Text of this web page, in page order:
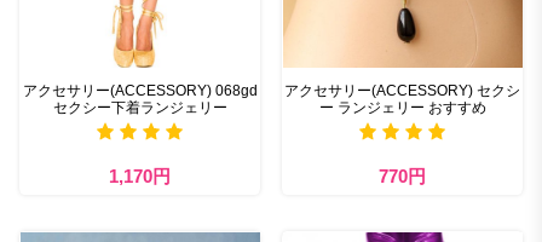
アクセサリー(ACCESSORY) 068gd
セクシー下着ランジェリー
1,170円
アクセサリー(ACCESSORY) セクシ
ー ランジェリー おすすめ
770円